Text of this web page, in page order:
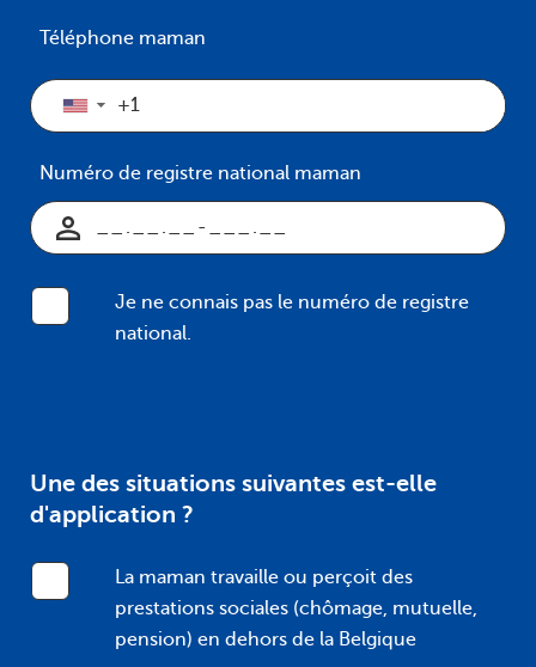
Téléphone maman
▼
Numéro de registre national maman
Je ne connais pas le numéro de registre
national.
Une des situations suivantes est-elle
d'application ?
La maman travaille ou perçoit des
prestations sociales (chômage, mutuelle,
pension) en dehors de la Belgique